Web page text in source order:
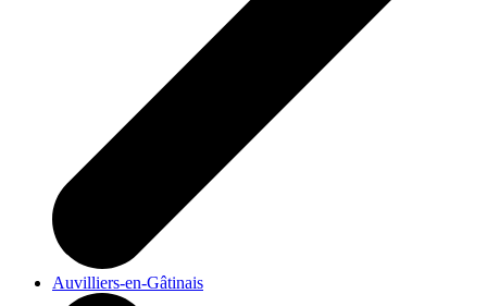
Auvilliers-en-Gâtinais